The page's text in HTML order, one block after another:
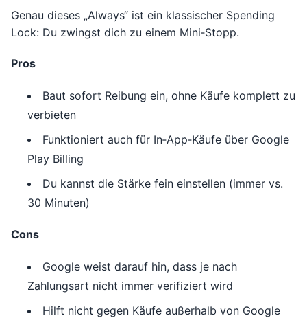
Genau dieses „Always“ ist ein klassischer Spending
Lock: Du zwingst dich zu einem Mini‑Stopp.
Pros
Baut sofort Reibung ein, ohne Käufe komplett zu
verbieten
Funktioniert auch für In‑App‑Käufe über Google
Play Billing
Du kannst die Stärke fein einstellen (immer vs.
30 Minuten)
Cons
Google weist darauf hin, dass je nach
Zahlungsart nicht immer verifiziert wird
Hilft nicht gegen Käufe außerhalb von Google